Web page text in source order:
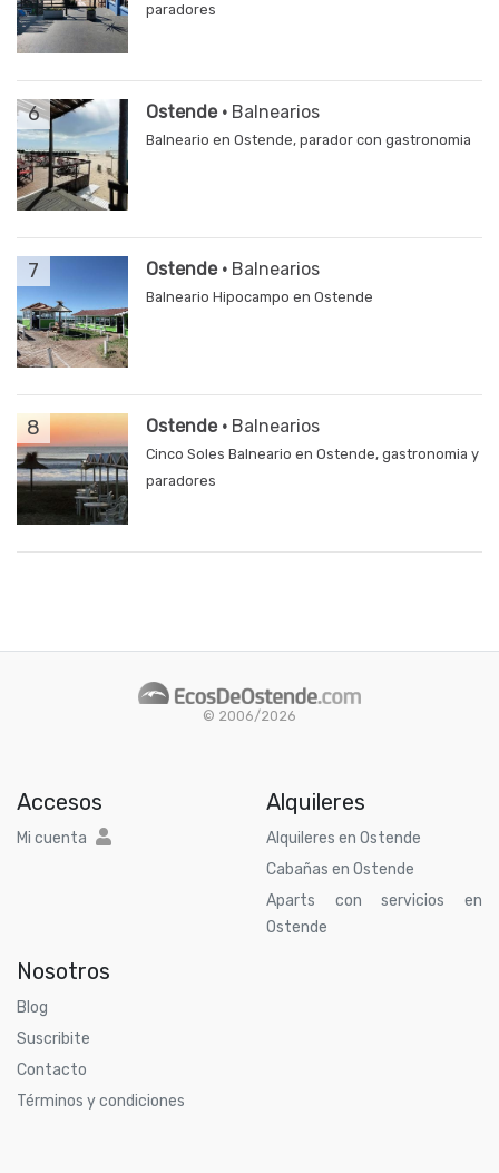
paradores
6 Ostende · Balnearios
Balneario en Ostende, parador con gastronomia
7 Ostende · Balnearios
Balneario Hipocampo en Ostende
8 Ostende · Balnearios
Cinco Soles Balneario en Ostende, gastronomia y
paradores
© 2006/2026
Accesos
Mi cuenta
Alquileres
Alquileres en Ostende
Cabañas en Ostende
Aparts con servicios en
Ostende
Nosotros
Blog
Suscribite
Contacto
Términos y condiciones